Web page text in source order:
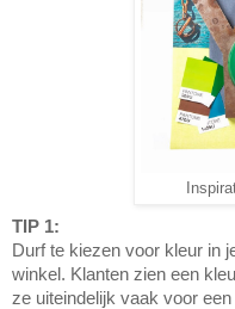
TIP 1:
Durf te kiezen voor kleur in
winkel. Klanten zien een
ze uiteindelijk vaak voor